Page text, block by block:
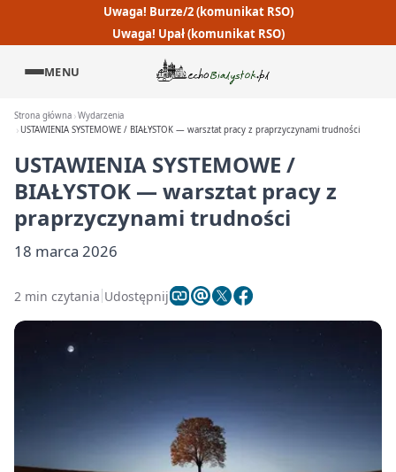
Uwaga! Burze/2 (komunikat RSO)
Uwaga! Upał (komunikat RSO)
MENU
Strona główna Wydarzenia
USTAWIENIA SYSTEMOWE / BIAŁYSTOK — warsztat pracy z praprzyczynami trudności
USTAWIENIA SYSTEMOWE /
BIAŁYSTOK — warsztat pracy z
praprzyczynami trudności
18 marca 2026
2 min czytania Udostępnij